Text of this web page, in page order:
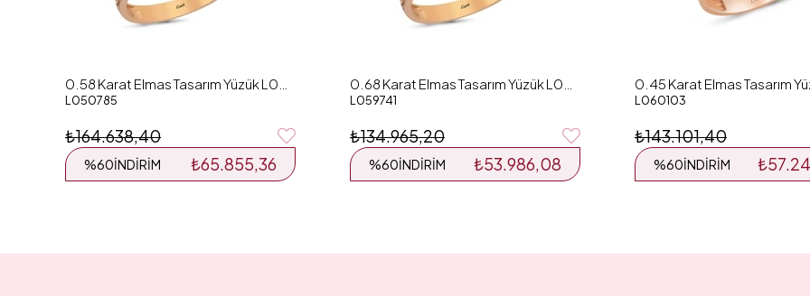
L050785
₺65.855,36
%60İNDIRIM
₺164.638,40
L059741
₺53.986,08
%60İNDIRIM
₺134.965,20
L060103
%60İNDIRIM
₺143.101,40